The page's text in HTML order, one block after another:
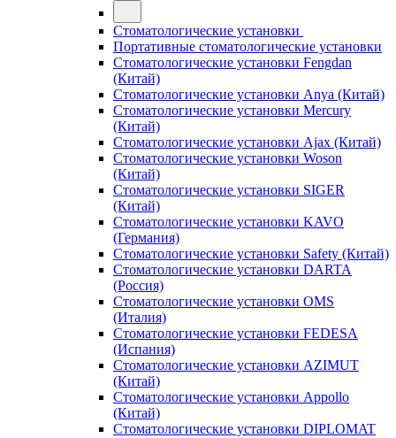
Стоматологические установки
Портативные стоматологические установки
Стоматологические установки Fengdan
(Китай)
Стоматологические установки Anya (Китай)
Стоматологические установки Mercury
(Китай)
Стоматологические установки Ajax (Китай)
Стоматологические установки Woson
(Китай)
Стоматологические установки SIGER
(Китай)
Стоматологические установки KAVO
(Германия)
Стоматологические установки Safety (Китай)
Стоматологические установки DARTA
(Россия)
Стоматологические установки OMS
(Италия)
Стоматологические установки FEDESA
(Испания)
Стоматологические установки AZIMUT
(Китай)
Стоматологические установки Appollo
(Китай)
Стоматологические установки DIPLOMAT